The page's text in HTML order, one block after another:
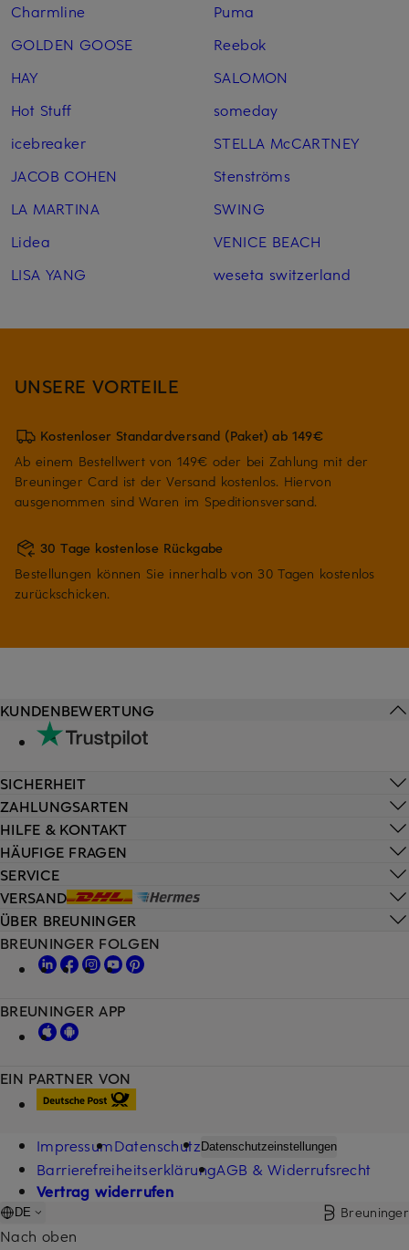
Charmline
GOLDEN GOOSE
HAY
Hot Stuff
icebreaker
JACOB COHEN
LA MARTINA
Lidea
LISA YANG
Puma
Reebok
SALOMON
someday
STELLA McCARTNEY
Stenströms
SWING
VENICE BEACH
weseta switzerland
UNSERE VORTEILE
Kostenloser Standardversand (Paket) ab 149€
Ab einem Bestellwert von 149€ oder bei Zahlung mit der
Breuninger Card ist der Versand kostenlos. Hiervon
ausgenommen sind Waren im Speditionsversand.
30 Tage kostenlose Rückgabe
Bestellungen können Sie innerhalb von 30 Tagen kostenlos
zurückschicken.
HILFE & KONTAKT
HÄUFIGE FRAGEN
SERVICE
VERSAND
KUNDENBEWERTUNG
SICHERHEIT
ZAHLUNGSARTEN
ÜBER BREUNINGER
EIN PARTNER VON
BREUNINGER FOLGEN
BREUNINGER APP
ImpressumDatenschutz Datenschutzeinstellungen
BarrierefreiheitserklärungAGB & Widerrufsrecht
Vertrag widerrufen
DE Breuninger
Nach oben